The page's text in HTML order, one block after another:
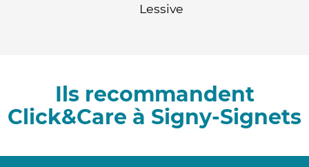
Lessive
Ils recommandent
Click&Care à Signy-Signets